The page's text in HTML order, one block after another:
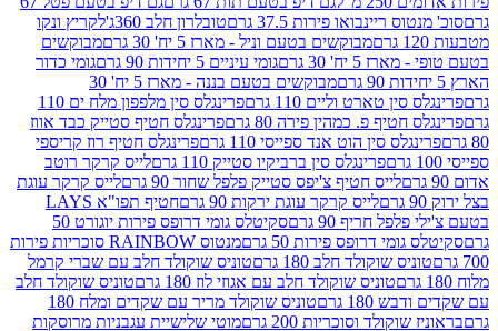
ריינבואו פירות 37.5 גרם
טובלרון חלב 360ג'
לקריץ ונקו
מבוקשים בטעם וניל - מארז 5 יח' 30 גרם
מבוקשים
5 יח' 30 גרם
גומי עיניים 5 יחידות 90 גרם
גומי כדור
מבוקשים בטעם בננה - מארז 5 יח' 30
טארט וליים 110 גרם
פרינגלס סין מלפפון מלח ים 110
פ. כמהין פירה 80 גרם
פרינגלס חטיף סטייק כבד אווז
סין הוט אנד ספייסי 110 גרם
פרינגלס חטיף רוז קריספי
פרינגלס סין ברביקיו סטייק 110 גרם
לייס קרקר רוטב
לייס חטיף צ'יפס סטייק פלפל שחור 90 גרם
לייס קרקר עוגת
לייס קרקר עוגת ירקות 90 גרם
חטיף תפו"א LAYS
חריף 90 גרם
סקיטלס גומי דרופס פירות יוגורט 50
דרופס פירות 50 גרם
מנטוס RAINBOW סוכריות פירות
שוקולד חלב 180 גרם
טוניס שוקולד חלב עם שברי קרמל
טוניס שוקולד חלב עם אגוזי לוז 180 גרם
טוניס שוקולד חלב
180 גרם
טוניס שוקולד מריר עם שקדים ומלח 180
וסוכריות 200 גרם
מוטי שלישיית עגבניות מרוסקות